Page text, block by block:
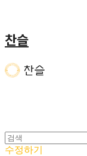
찬슬
수정하기